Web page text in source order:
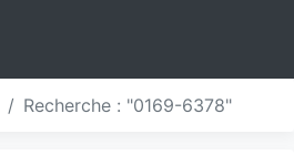
Recherche : "0169-6378"